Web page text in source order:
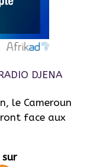
le Cameroun
face aux